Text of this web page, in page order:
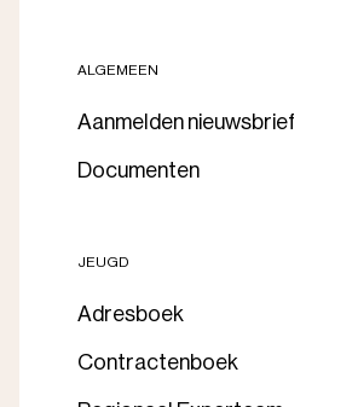
ALGEMEEN
Aanmelden nieuwsbrief
Documenten
JEUGD
Adresboek
Contractenboek